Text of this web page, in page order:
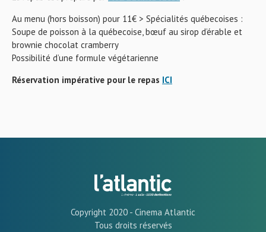
Au menu (hors boisson) pour 11€ > Spécialités québecoises :
Soupe de poisson à la québecoise, bœuf au sirop d’érable et
brownie chocolat cramberry
Possibilité d’une formule végétarienne
Réservation impérative pour le repas ICI
Copyright 2020 - Cinema Atlantic
Tous droits réservés